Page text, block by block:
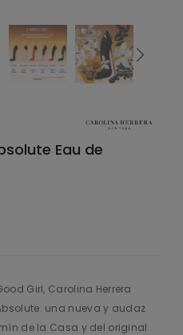
Eau de
Girl, Carolina Herrera
una nueva y audaz
de la Casa y del original